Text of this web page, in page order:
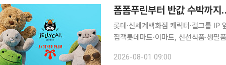
폼폼푸린부터 반값 수박까
롯데·신세계백화점 캐릭터·걸그룹 IP
집객롯데마트·이마트, 신선식품·생필품 ‘반값 경쟁’ 맞불 유통가
활용한 팬덤 마케팅에 집중하고 대형
2026-08-01 09:00